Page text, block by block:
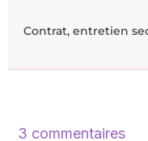
Contrat, entretien